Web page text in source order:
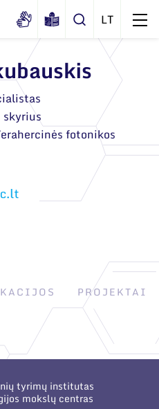
akreditavimo pažymėjimai
ir tarptautinėse
bei asociacijose
fotonikos
PROJEKTAI
tyrimų institutas
mokslų centras